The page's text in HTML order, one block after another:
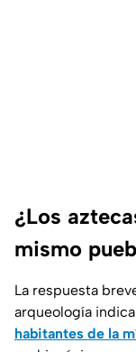
¿Los
mismo
La respuesta
arqueología
habitantes de la